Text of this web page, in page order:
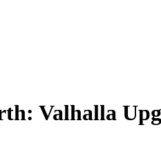
Valhalla